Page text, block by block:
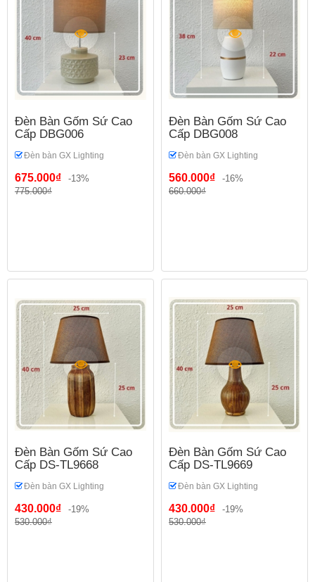
Đèn Bàn Gốm Sứ Cao
Cấp DBG006
Đèn bàn GX Lighting
675.000₫
-13%
775.000₫
Đèn Bàn Gốm Sứ Cao
Cấp DBG008
Đèn bàn GX Lighting
560.000₫
-16%
660.000₫
Đèn Bàn Gốm Sứ Cao
Cấp DS-TL9668
Đèn bàn GX Lighting
430.000₫
-19%
530.000₫
Đèn Bàn Gốm Sứ Cao
Cấp DS-TL9669
Đèn bàn GX Lighting
430.000₫
-19%
530.000₫